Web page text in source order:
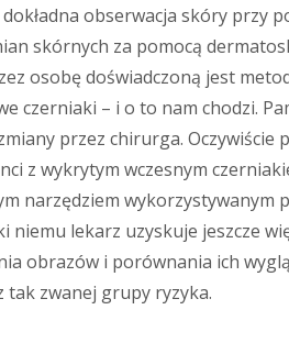
obserwacja skóry przy
skórnych za pomocą
osobę doświadczoną jest
czerniaki – i o to nam chodzi.
przez chirurga. Oczywiście
z wykrytym wczesnym
narzędziem wykorzystywanym
lekarz uzyskuje jeszcze
obrazów i porównania ich
zwanej grupy ryzyka.